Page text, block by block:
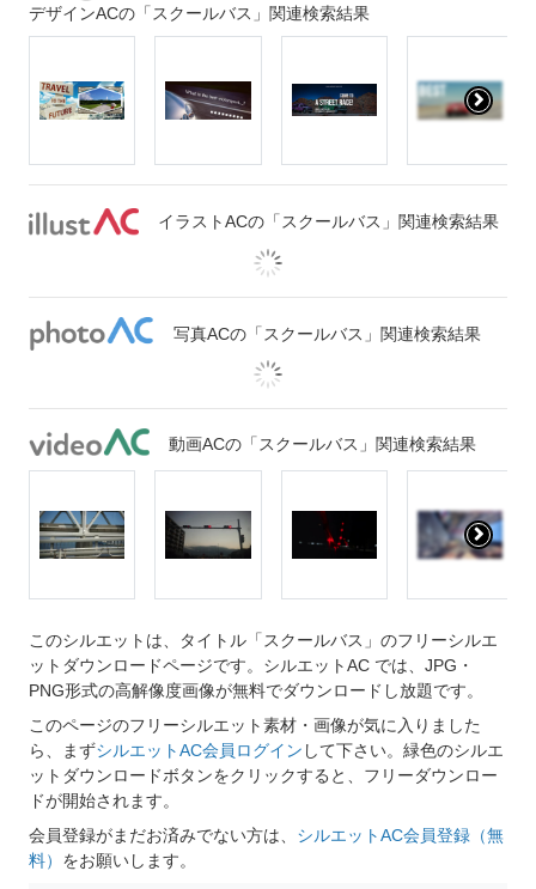
デザインACの「スクールバス」関連検索結果
イラストACの「スクールバス」関連検索結果
写真ACの「スクールバス」関連検索結果
動画ACの「スクールバス」関連検索結果
このシルエットは、タイトル「スクールバス」のフリーシルエ
ットダウンロードページです。シルエットAC では、JPG・
PNG形式の高解像度画像が無料でダウンロードし放題です。
このページのフリーシルエット素材・画像が気に入りました
ら、まずシルエットAC会員ログイン して下さい。緑色のシルエ
ットダウンロードボタンをクリックすると、フリーダウンロー
ドが開始されます。
会員登録がまだお済みでない方は、 シルエットAC会員登録（無
料） をお願いします。